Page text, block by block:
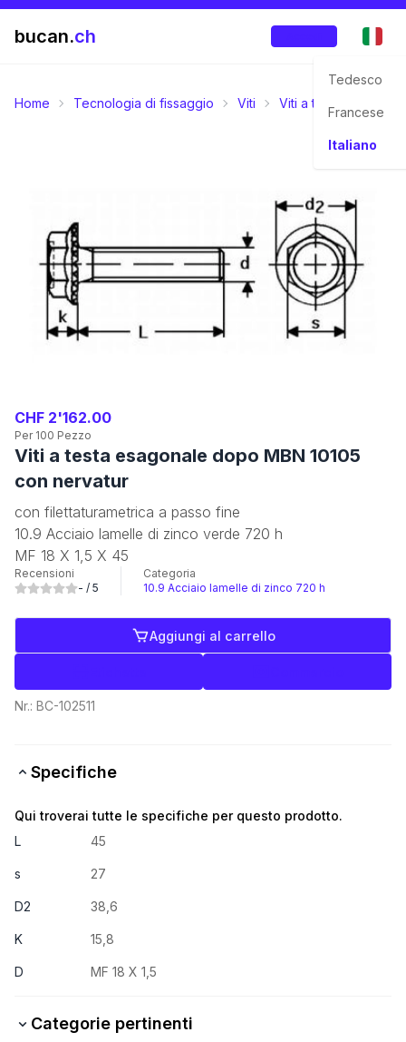
bucan.ch
Tedesco
Francese
Italiano
Home Tecnologia di fissaggio Viti Viti a testa
CHF 2'162.00
Per 100 Pezzo
Viti a testa esagonale dopo MBN 10105
con nervatur
con filettaturametrica a passo fine
10.9 Acciaio lamelle di zinco verde 720 h
MF 18 X 1,5 X 45
Recensioni
- / 5
Categoria
10.9 Acciaio lamelle di zinco 720 h
Aggiungi al carrello
Nr.: BC-102511
Specifiche
Qui troverai tutte le specifiche per questo prodotto.
L
45
s 27
D2 38,6
K 15,8
D MF 18 X 1,5
Categorie pertinenti